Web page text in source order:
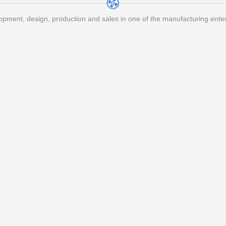
design, production and sales in one of the manufacturing